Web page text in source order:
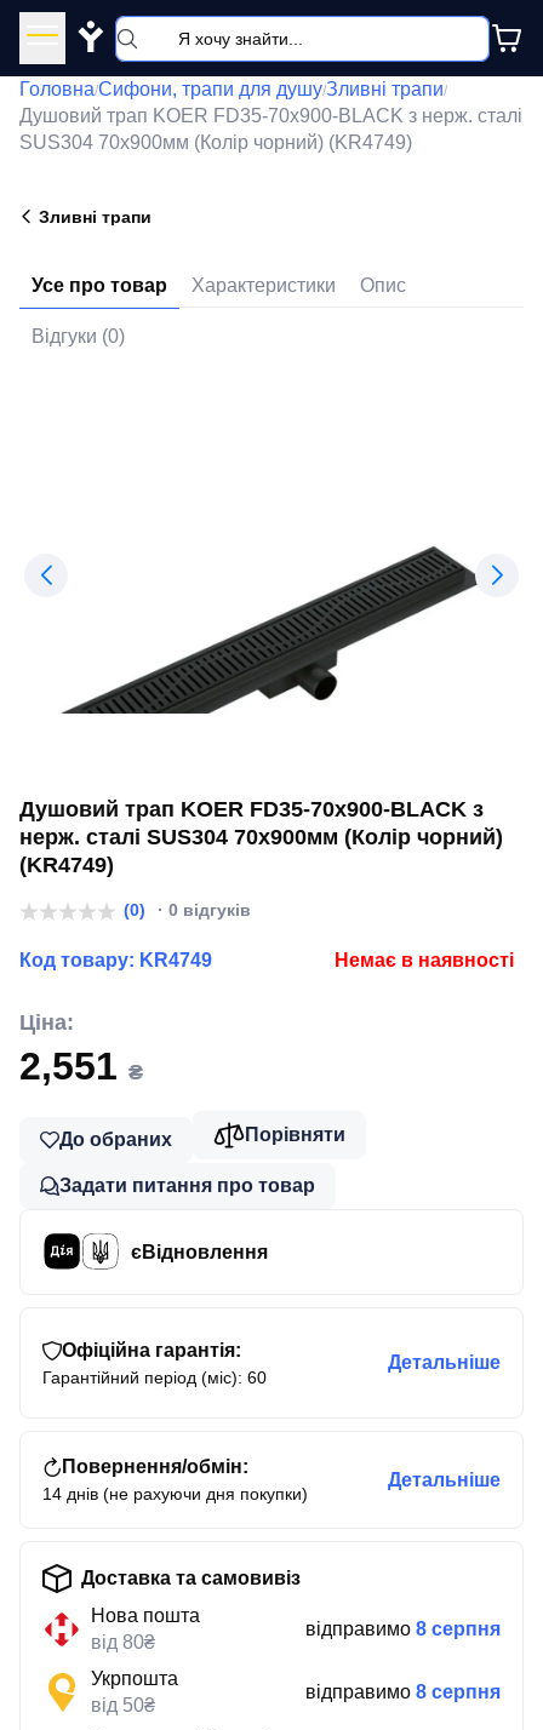
Y
Головна/Сифони, трапи для душу/Зливні трапи/
Душовий трап KOER FD35-70x900-BLACK з нерж. сталі
SUS304 70x900мм (Колір чорний) (KR4749)
Зливні трапи
Усе про товар Характеристики Опис
Відгуки (0)
Душовий трап KOER FD35-70x900-BLACK з
нерж. сталі SUS304 70x900мм (Колір чорний)
(KR4749)
(0) · 0 відгуків
Код товару: KR4749 Немає в наявності
Ціна:
2,551 ₴
До обраних Порівняти
Задати питання про товар
єВідновлення
Офіційна гарантія:
Гарантійний період (міс): 60
Детальніше
Повернення/обмін:
14 днів (не рахуючи дня покупки)
Детальніше
Доставка та самовивіз
Нова пошта
від 80₴
відправимо 8 серпня
Укрпошта
від 50₴
відправимо 8 серпня